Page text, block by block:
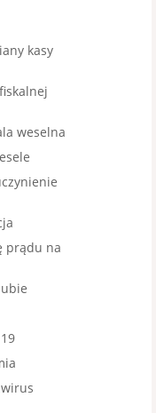
kasy
weselna
prądu na